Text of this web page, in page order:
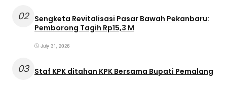
02 Sengketa Revitalisasi Pasar Bawah Pekanbaru:
Pemborong Tagih Rp15,3 M
July 31, 2026
03 Staf KPK ditahan KPK Bersama Bupati Pemalang